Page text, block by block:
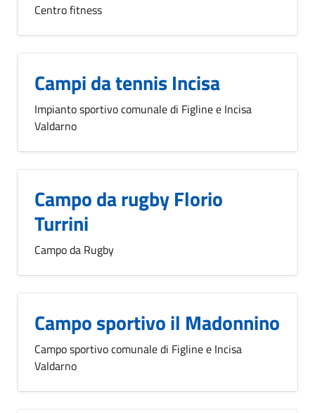
Centro fitness
Campi da tennis Incisa
Impianto sportivo comunale di Figline e Incisa
Valdarno
Campo da rugby Florio
Turrini
Campo da Rugby
Campo sportivo il Madonnino
Campo sportivo comunale di Figline e Incisa
Valdarno